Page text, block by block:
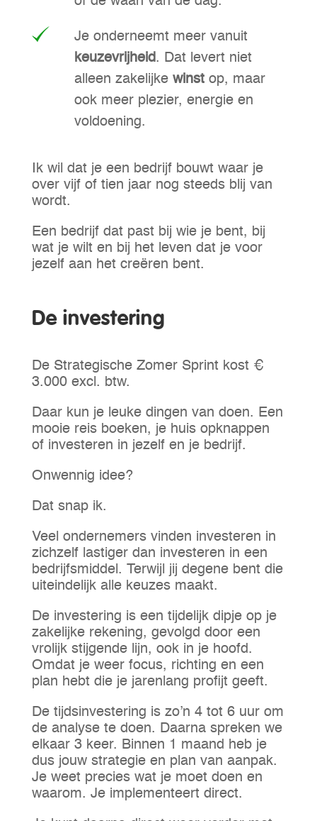
Je onderneemt meer vanuit
keuzevrijheid. Dat levert niet
alleen zakelijke winstop, maar
ook meer plezier, energie en
voldoening.
Ik wil dat je een bedrijf bouwt waar je
over vijf of tien jaar nog steeds blij van
wordt.
Een bedrijf dat past bij wie je bent, bij
wat je wilt en bij het leven dat je voor
jezelf aan het creëren bent.
De investering
De Strategische Zomer Sprint kost €
3.000 excl. btw.
Daar kun je leuke dingen van doen. Een
mooie reis boeken, je huis opknappen
of investeren in jezelf en je bedrijf.
Onwennig idee?
Dat snap ik.
Veel ondernemers vinden investeren in
zichzelf lastiger dan investeren in een
bedrijfsmiddel. Terwijl jij degene bent die
uiteindelijk alle keuzes maakt.
De investering is een tijdelijk dipje op je
zakelijke rekening, gevolgd door een
vrolijk stijgende lijn, ook in je hoofd.
Omdat je weer focus, richting en een
plan hebt die je jarenlang profijt geeft.
De tijdsinvestering is zo’n 4 tot 6 uur om
de analyse te doen. Daarna spreken we
elkaar 3 keer. Binnen 1 maand heb je
dus jouw strategie en plan van aanpak.
Je weet precies wat je moet doen en
waarom. Je implementeert direct.